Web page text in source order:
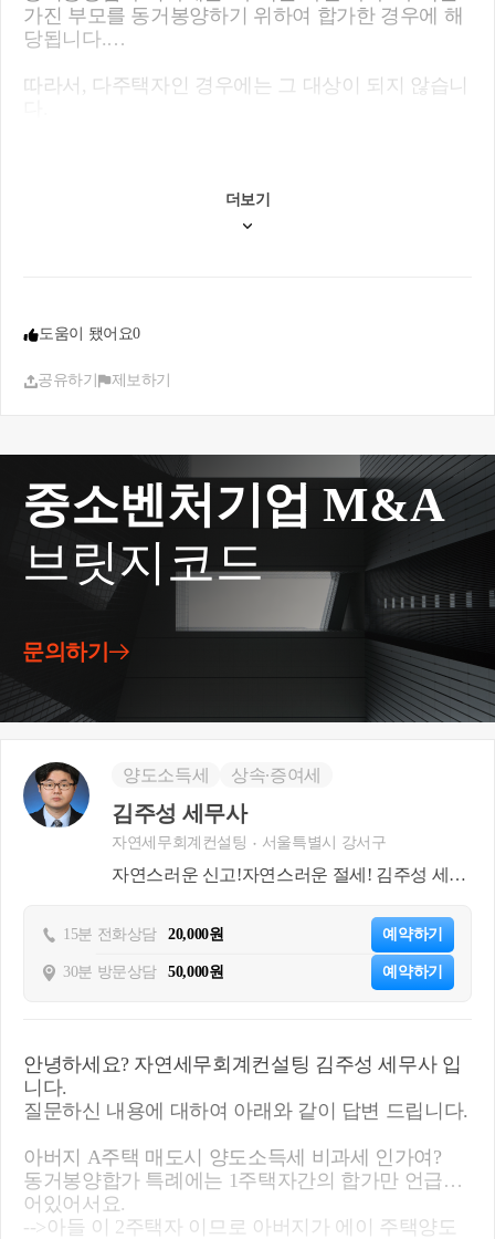
가진 부모를 동거봉양하기 위하여 합가한 경우에 해
당됩니다.
따라서, 다주택자인 경우에는 그 대상이 되지 않습니
일시적 2주택 비과세 조항과 동거봉양비과세 조항은
Code=blog_bloghome_searchlist
관련하여 제가 작성한 블로그 글입니다. 참고하시기
전문가와 상의하시어 모쪼록 비과세로 진행하시기
바랍니다.
감사합니다.
더보기
도움이 됐어요0
공유하기 제보하기
중소벤처기업 M&A
브릿지코드
문의하기
양도소득세 상속∙증여세
김주성 세무사
자연세무회계컨설팅 서울특별시 강서구
자연스러운 신고!자연스러운 절세! 김주성 세무
15분 전화상담 20,000원 예약하기
30분 방문상담 50,000원 예약하기
안녕하세요? 자연세무회계컨설팅 김주성 세무사 입
니다.
질문하신 내용에 대하여 아래와 같이 답변 드립니다.
아버지 A주택 매도시 양도소득세 비과세 인가여?
동거봉양합가 특례에는 1주택자간의 합가만 언급되
어있어서요.
-->아들 이 2주택자 이므로 아버지가 에이 주택양도